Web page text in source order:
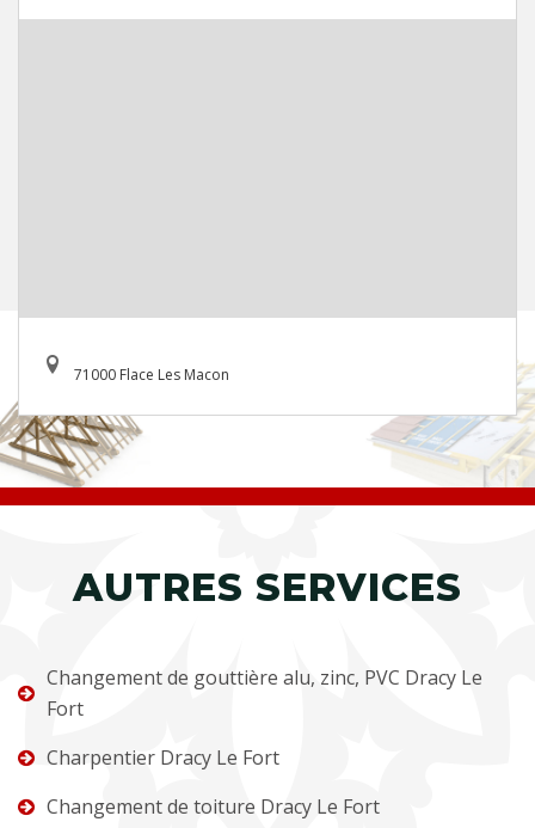
71000 Flace Les Macon
AUTRES SERVICES
Changement de gouttière alu, zinc, PVC Dracy Le
Fort
Charpentier Dracy Le Fort
Changement de toiture Dracy Le Fort